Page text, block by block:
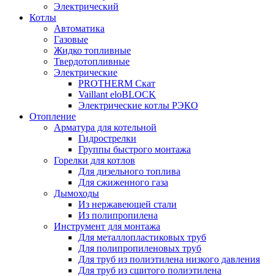
Электрический
Котлы
Автоматика
Газовые
Жидко топливные
Твердотопливные
Электрические
PROTHERM Скат
Vaillant eloBLOCK
Электрические котлы РЭКО
Отопление
Арматура для котельной
Гидрострелки
Группы быстрого монтажа
Горелки для котлов
Для дизельного топлива
Для сжиженного газа
Дымоходы
Из нержавеющей стали
Из полипропилена
Инструмент для монтажа
Для металлопластиковых труб
Для полипропиленовых труб
Для труб из полиэтилена низкого давления
Для труб из сшитого полиэтилена